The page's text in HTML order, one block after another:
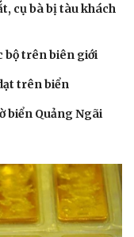
cụ bà bị tàu khách
bộ trên biên giới
trên biển
biển Quảng Ngãi